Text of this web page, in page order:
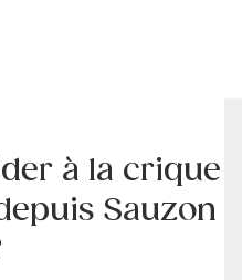
à la crique
Sauzon